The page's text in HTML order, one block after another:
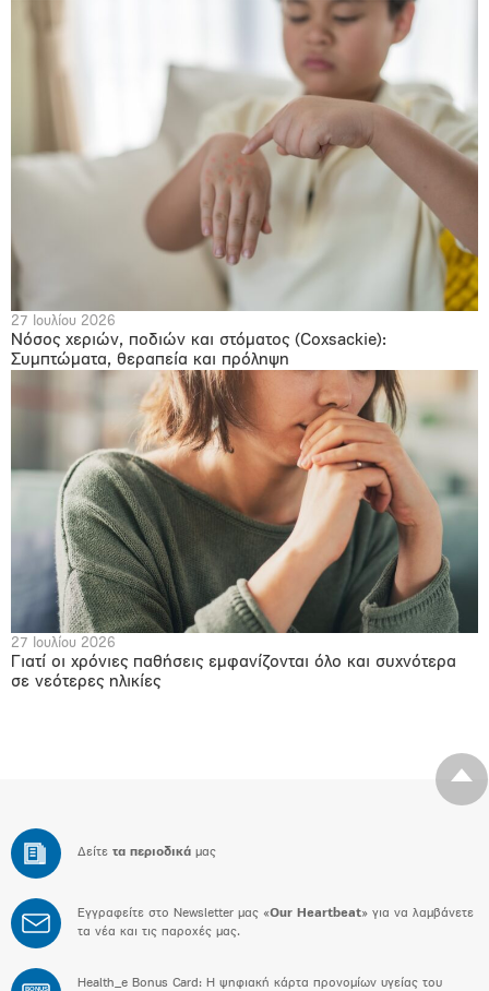
27 Ιουλίου 2026
Νόσος χεριών, ποδιών και στόματος (Coxsackie):
Συμπτώματα, θεραπεία και πρόληψη
27 Ιουλίου 2026
Γιατί οι χρόνιες παθήσεις εμφανίζονται όλο και συχνότερα
σε νεότερες ηλικίες
Δείτε τα περιοδικά μας
Εγγραφείτε στο Newsletter μας «Our Heartbeat» για να λαμβάνετε
τα νέα και τις παροχές μας.
BONUS
Health_e Bonus Card: H ψηφιακή κάρτα προνομίων υγείας του